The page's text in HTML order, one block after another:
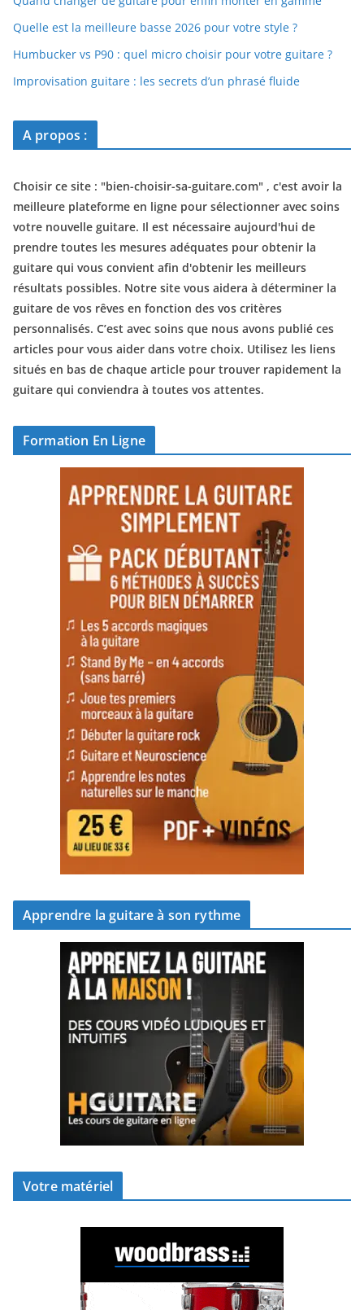
Quelle est la meilleure basse 2026 pour votre style ?
Humbucker vs P90 : quel micro choisir pour votre guitare ?
Improvisation guitare : les secrets d’un phrasé fluide
A propos :
Choisir ce site : "bien-choisir-sa-guitare.com" , c'est avoir la
meilleure plateforme en ligne pour sélectionner avec soins
votre nouvelle guitare. Il est nécessaire aujourd'hui de
prendre toutes les mesures adéquates pour obtenir la
guitare qui vous convient afin d'obtenir les meilleurs
résultats possibles. Notre site vous aidera à déterminer la
guitare de vos rêves en fonction des vos critères
personnalisés. C’est avec soins que nous avons publié ces
articles pour vous aider dans votre choix. Utilisez les liens
situés en bas de chaque article pour trouver rapidement la
guitare qui conviendra à toutes vos attentes.
Formation En Ligne
Apprendre la guitare à son rythme
Votre matériel